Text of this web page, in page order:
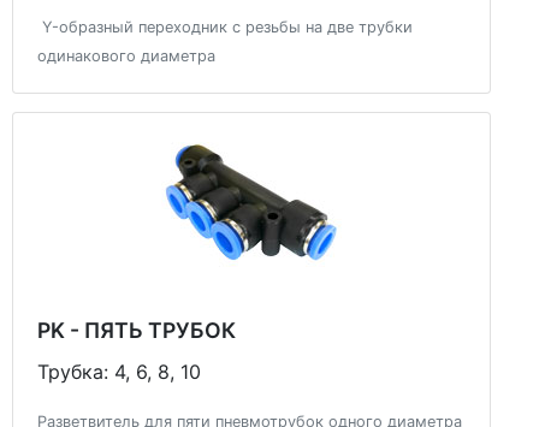
Y-образный переходник с резьбы на две трубки
одинакового диаметра
PK - ПЯТЬ ТРУБОК
Трубка: 4, 6, 8, 10
Разветвитель для пяти пневмотрубок одного диаметра